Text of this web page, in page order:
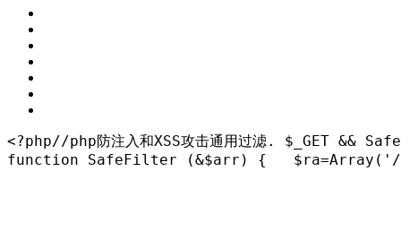
<?php//php防注入和XSS攻击通用过滤. $_GET &&
function
SafeFilter (&$arr) { $ra=Array ( '/